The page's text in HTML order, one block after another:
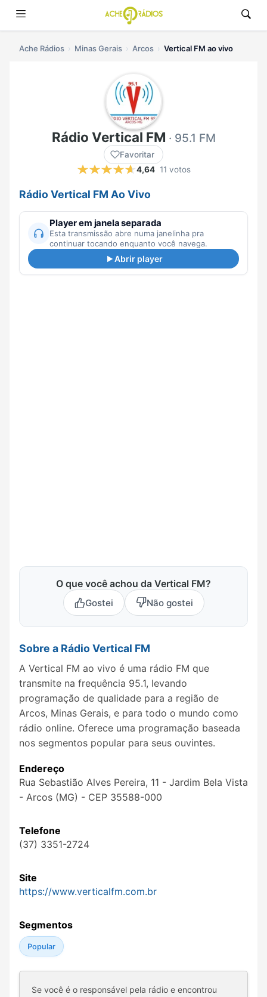
Ache Rádios Minas Gerais Arcos Vertical FM ao vivo
Rádio Vertical FM · 95.1 FM
Favoritar
4,64 11 votos
Rádio Vertical FM Ao Vivo
Player em janela separada
Esta transmissão abre numa janelinha pra
continuar tocando enquanto você navega.
Abrir player
O que você achou da Vertical FM?
Gostei Não gostei
Sobre a Rádio Vertical FM
A Vertical FM ao vivo é uma rádio FM que
transmite na frequência 95.1, levando
programação de qualidade para a região de
Arcos, Minas Gerais, e para todo o mundo como
rádio online. Oferece uma programação baseada
nos segmentos popular para seus ouvintes.
Endereço
Rua Sebastião Alves Pereira, 11 - Jardim Bela Vista
- Arcos (MG) - CEP 35588-000
Telefone
(37) 3351-2724
Site
https://www.verticalfm.com.br
Segmentos
Popular
Se você é o responsável pela rádio e encontrou